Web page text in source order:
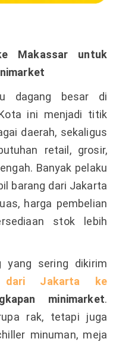
Makassar untuk
dagang besar di
ini menjadi titik
daerah, sekaligus
retail, grosir,
Banyak pelaku
barang dari Jakarta
harga pembelian
stok lebih
yang sering dikirim
dari Jakarta ke
minimarket.
rak, tetapi juga
minuman, meja